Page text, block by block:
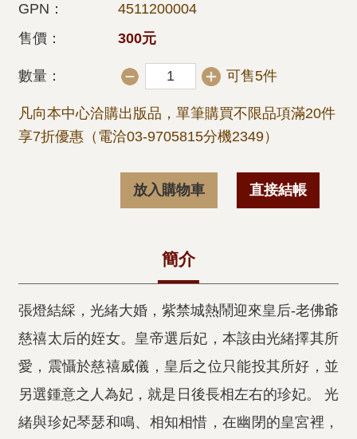
GPN：
4511200004
售價：
300元
數量： 可售5件
凡向本中心洽購出版品，單筆購買不限品項滿20件
享7折優惠（電洽03-9705815分機2349）
放入購物車 直接結帳
簡介
張燈結綵，光緒大婚，紫禁城熱鬧迎來皇后-老佛爺
慈禧太后的姪女。皇帝選后妃，本該由光緒擇其所
愛，震懾於慈禧威儀，皇后之位只能投其所好，並
另選鍾意之人為妃，就是日後長相左右的珍妃。 光
緒與珍妃琴瑟和鳴、相知相惜，在幽閉的皇宮裡，